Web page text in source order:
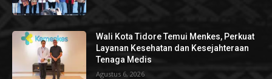
Wali Kota Tidore Temui Menkes, Perkuat
Layanan Kesehatan dan Kesejahteraan
Tenaga Medis
Agustus 6, 2026